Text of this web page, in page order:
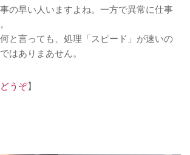
の早い人いますよね。一方で異常に仕事
と言っても、処理「スピード」が速いの
はありまあせん。
うぞ】